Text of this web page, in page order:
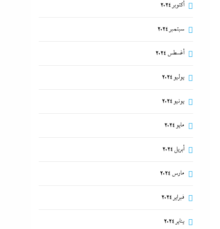
أكتوبر 2024
سبتمبر 2024
أغسطس 2024
يوليو 2024
يونيو 2024
مايو 2024
أبريل 2024
مارس 2024
فبراير 2024
يناير 2024